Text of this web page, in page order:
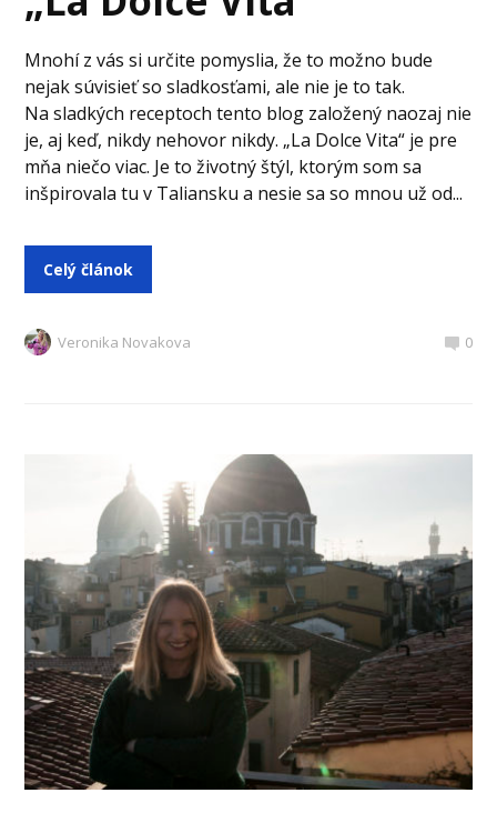
Mnohí z vás si určite pomyslia, že to možno bude
nejak súvisieť so sladkosťami, ale nie je to tak.
Na sladkých receptoch tento blog založený naozaj nie
je, aj keď, nikdy nehovor nikdy. „La Dolce Vita“ je pre
mňa niečo viac. Je to životný štýl, ktorým som sa
inšpirovala tu v Taliansku a nesie sa so mnou už od...
Celý článok
Veronika Novakova 0